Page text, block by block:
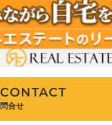
CONTACT
問合せ